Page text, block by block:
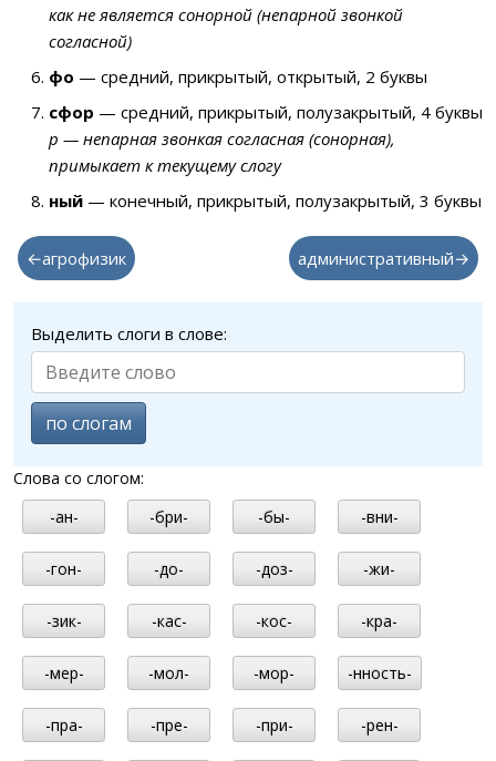
как не является сонорной (непарной звонкой
согласной)
фо — средний, прикрытый, открытый, 2 буквы
сфор — средний, прикрытый, полузакрытый, 4 буквы
р — непарная звонкая согласная (сонорная),
примыкает к текущему слогу
ный — конечный, прикрытый, полузакрытый, 3 буквы
←агрофизик административный→
Выделить слоги в слове:
по слогам
Слова со слогом:
-ан-
-бри- -бы- -вни-
-гон- -до- -доз- -жи-
-зик- -кас- -кос- -кра-
-мер- -мол- -мор- -нность-
-пра- -пре- -при- -рен-